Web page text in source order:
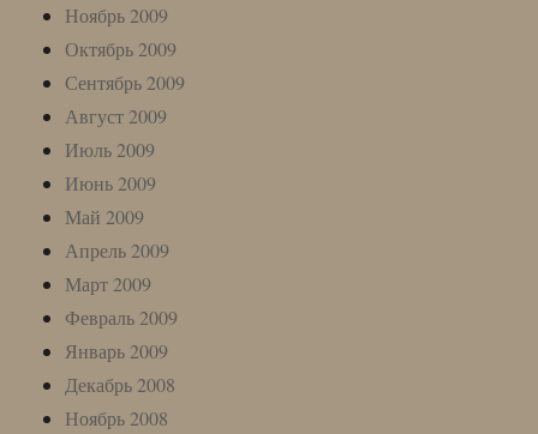
Ноябрь 2009
Октябрь 2009
Сентябрь 2009
Август 2009
Июль 2009
Июнь 2009
Май 2009
Апрель 2009
Март 2009
Февраль 2009
Январь 2009
Декабрь 2008
Ноябрь 2008